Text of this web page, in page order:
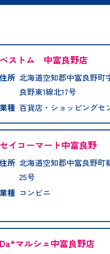
ベストム 中富良野店
住所 北海道空知郡中富良野町
良野東1線北17号
業種 百貨店・ショッピングセ
セイコーマート中富良野
住所 北海道空知郡中富良野町
25号
業種 コンビニ
Da*マルシェ中富良野店